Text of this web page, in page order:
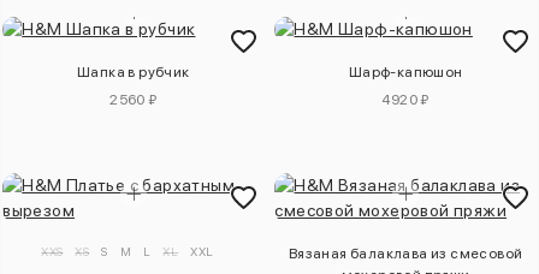
Шапка в рубчик
2560 ₽
Шарф-капюшон
4920 ₽
XXS XS S M L XL XXL
Вязаная балаклава из смесовой